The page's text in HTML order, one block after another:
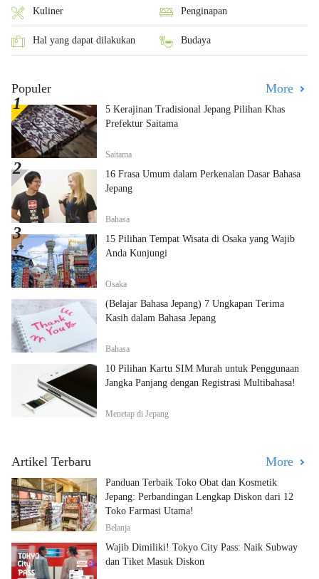
Kuliner Penginapan
Hal yang dapat dilakukan Budaya
Populer More
5 Kerajinan Tradisional Jepang Pilihan Khas
Prefektur Saitama
Saitama
16 Frasa Umum dalam Perkenalan Dasar Bahasa
Jepang
Bahasa
15 Pilihan Tempat Wisata di Osaka yang Wajib
Anda Kunjungi
Osaka
(Belajar Bahasa Jepang) 7 Ungkapan Terima
Kasih dalam Bahasa Jepang
Bahasa
10 Pilihan Kartu SIM Murah untuk Penggunaan
Jangka Panjang dengan Registrasi Multibahasa!
Menetap di Jepang
Artikel Terbaru More
Panduan Terbaik Toko Obat dan Kosmetik
Jepang: Perbandingan Lengkap Diskon dari 12
Toko Farmasi Utama!
Belanja
Wajib Dimiliki! Tokyo City Pass: Naik Subway
dan Tiket Masuk Diskon